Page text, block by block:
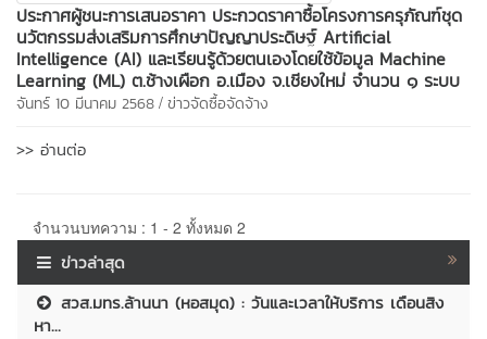
ประกาศผู้ชนะการเสนอราคา ประกวดราคาซื้อโครงการครุภัณฑ์ชุด
นวัตกรรมส่งเสริมการศึกษาปัญญาประดิษฐ์ Artificial
Intelligence (AI) และเรียนรู้ด้วยตนเองโดยใช้ข้อมูล Machine
Learning (ML) ต.ช้างเผือก อ.เมือง จ.เชียงใหม่ จำนวน ๑ ระบบ
จันทร์ 10 มีนาคม 2568 / ข่าวจัดซื้อจัดจ้าง
>> อ่านต่อ
จำนวนบทความ : 1 - 2 ทั้งหมด 2
ข่าวล่าสุด
สวส.มทร.ล้านนา (หอสมุด) : วันและเวลาให้บริการ เดือนสิง
หา...